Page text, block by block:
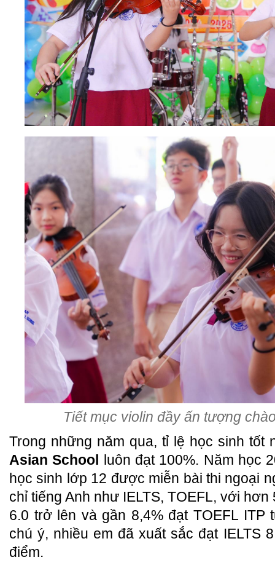
Tiết mục violin đầy ấn tượng
Trong những năm qua, tỉ lệ học sinh tốt
Asian School luôn đạt 100%. Năm học
học sinh lớp 12 được miễn bài thi ngoại
chỉ tiếng Anh như IELTS, TOEFL, với
6.0 trở lên và gần 8,4% đạt TOEFL
chú ý, nhiều em đã xuất sắc đạt IELTS
điểm.